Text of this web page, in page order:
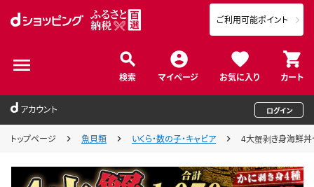
検索 マイページ お気に入り カート
ご利用可能ポイント
アカウント ログイン
トップページ 魚貝類 いくら・数の子・キャビア 4大蟹剥き身海鮮丼